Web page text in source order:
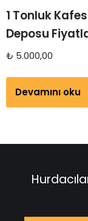
1 Tonluk
Deposu
₺ 5.000,00
Devamını oku